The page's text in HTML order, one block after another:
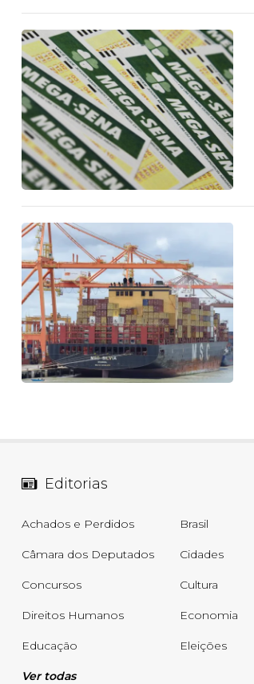
Editorias
Achados e Perdidos Brasil
Câmara dos Deputados Cidades
Concursos Cultura
Direitos Humanos Economia
Educação Eleições
Ver todas